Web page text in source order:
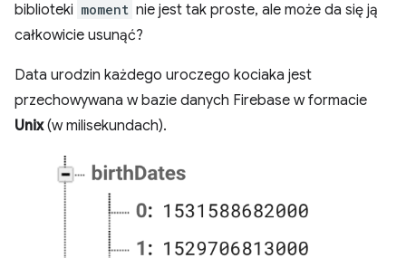
biblioteki moment nie jest tak proste, ale może da się ją
całkowicie usunąć?
Data urodzin każdego uroczego kociaka jest
przechowywana w bazie danych Firebase w formacie
Unix(w milisekundach).